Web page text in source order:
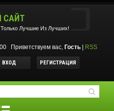
САЙТ
Лучшие Из Лучших!
Приветствуем вас, Гость| RSS
ВХОД РЕГИСТРАЦИЯ